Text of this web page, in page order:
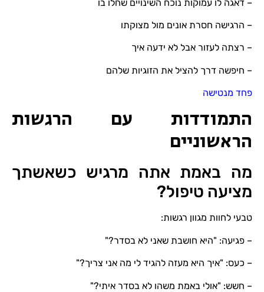
– דאגה לו עמוקות נוכח השינויים שחלו בו
– הרגישה חסרת אונים מול מצוקתו
– רצתה לעזור אבל לא ידעה איך
– חיפשה דרך להציל את הזוגיות שלהם
פחד מנטישה
התמודדות עם הרגשות
הראשוניים
מה באמת אתה מרגיש כשאשתך
מציעה טיפול?
טבעי לחוות מגוון רגשות:
– פגיעה: "היא חושבת שאני לא בסדר?"
– כעס: "איך היא מעזה להגיד לי מה אני צריך?"
– חשש: "אולי באמת משהו לא בסדר איתי?"